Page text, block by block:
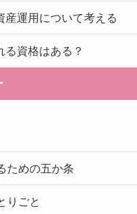
産運用について考える
る資格はある？
ための五か条
りごと